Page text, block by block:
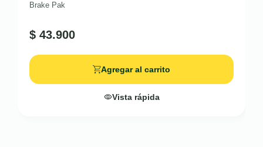
Brake Pak
$ 43.900
Agregar al carrito
Vista rápida